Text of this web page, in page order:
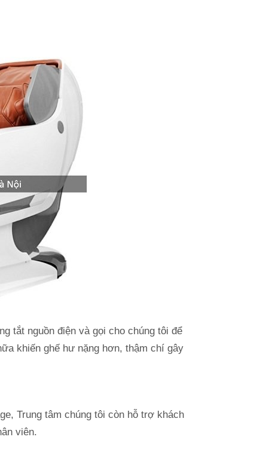
tắt nguồn điện và gọi cho chúng tôi để
khiến ghế hư nặng hơn, thậm chí gây
Trung tâm chúng tôi còn hỗ trợ khách
viên.